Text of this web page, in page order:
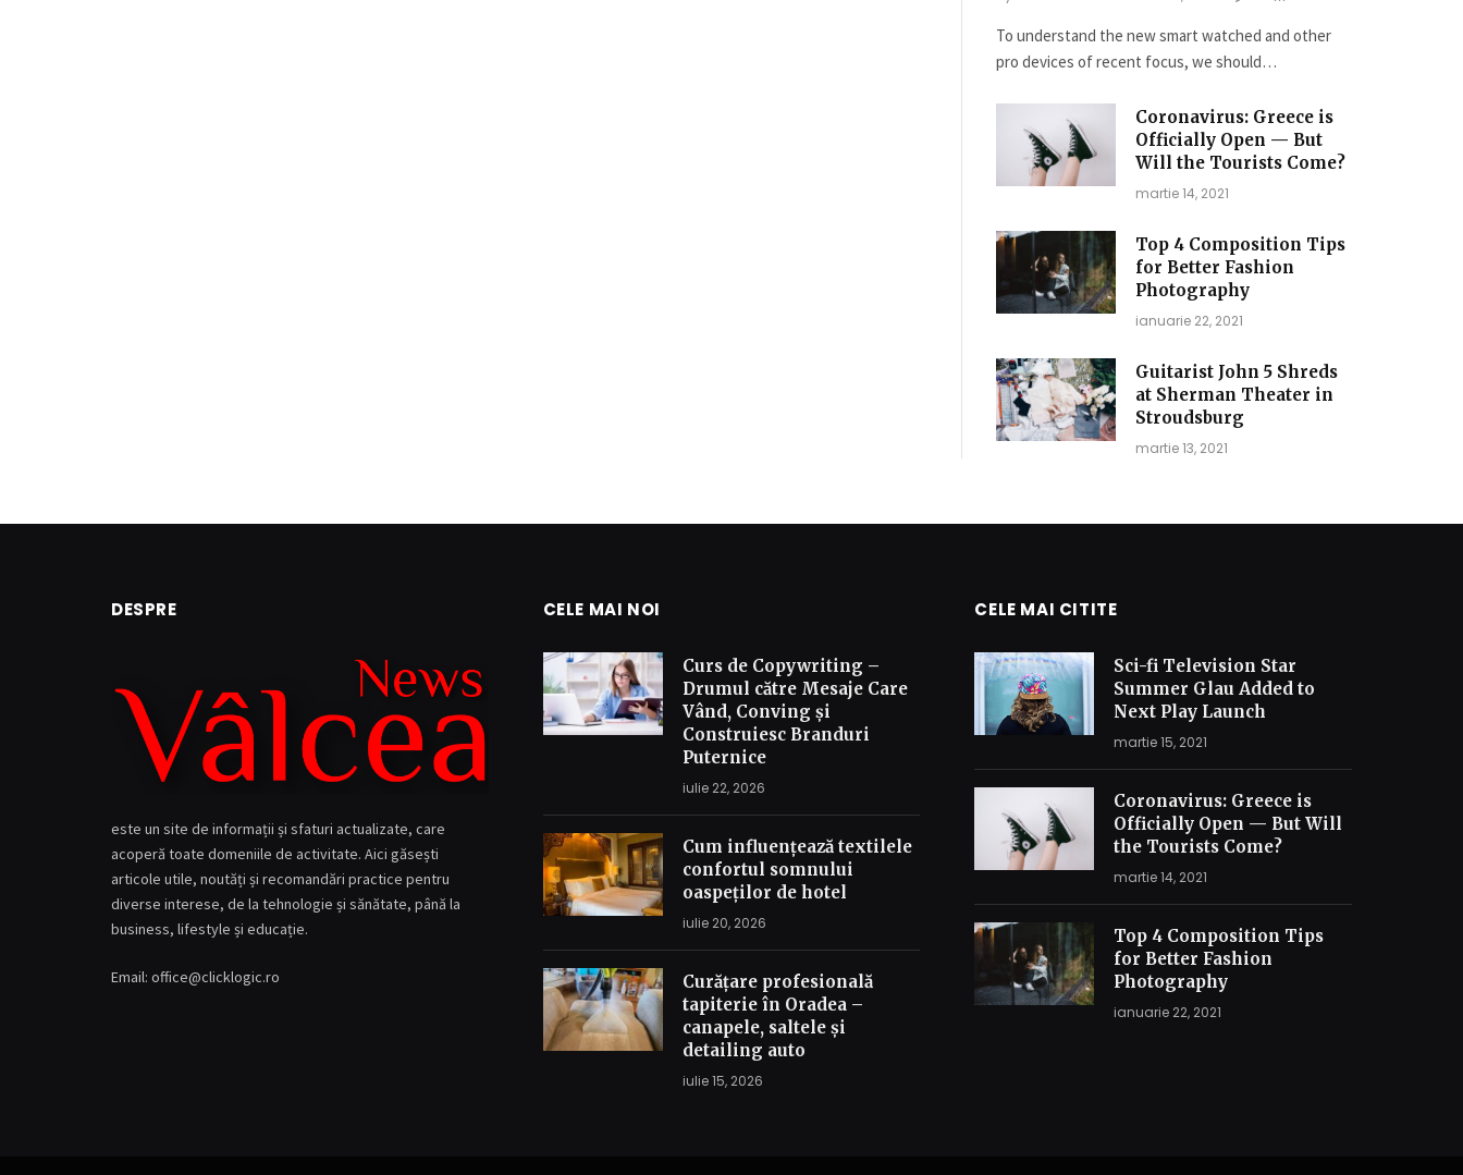
To understand the new smart watched and other
pro devices of recent focus, we should…
Coronavirus: Greece is
Officially Open — But
Will the Tourists Come?
martie 14, 2021
Top 4 Composition Tips
for Better Fashion
Photography
ianuarie 22, 2021
Guitarist John 5 Shreds
at Sherman Theater in
Stroudsburg
martie 13, 2021
DESPRE
este un site de informații și sfaturi actualizate, care
acoperă toate domeniile de activitate. Aici găsești
articole utile, noutăți și recomandări practice pentru
diverse interese, de la tehnologie și sănătate, până la
business, lifestyle și educație.
Email: office@clicklogic.ro
CELE MAI NOI
Curs de Copywriting –
Drumul către Mesaje Care
Vând, Conving și
Construiesc Branduri
Puternice
iulie 22, 2026
Cum influențează textilele
confortul somnului
oaspeților de hotel
iulie 20, 2026
Curățare profesională
tapiterie în Oradea –
canapele, saltele și
detailing auto
iulie 15, 2026
CELE MAI CITITE
Sci-fi Television Star
Summer Glau Added to
Next Play Launch
martie 15, 2021
Coronavirus: Greece is
Officially Open — But Will
the Tourists Come?
martie 14, 2021
Top 4 Composition Tips
for Better Fashion
Photography
ianuarie 22, 2021